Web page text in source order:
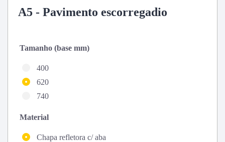
A5 - Pavimento escorregadio
Tamanho (base mm)
400
620
740
Material
Chapa refletora c/ aba